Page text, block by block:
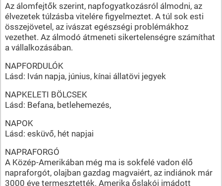
Az álomfejtők szerint, napfogyatkozásról álmodni, az
élvezetek túlzásba vitelére figyelmeztet. A túl sok esti
összejövetel, az ivászat egészségi problémákhoz
vezethet. Az álmodó átmeneti sikertelenségre számíthat
a vállalkozásában.
NAPFORDULÓK
Lásd: Iván napja, június, kínai állatövi jegyek
NAPKELETI BÖLCSEK
Lásd: Befana, betlehemezés,
NAPOK
Lásd: esküvő, hét napjai
NAPRAFORGÓ
A Közép-Amerikában még ma is sokfelé vadon élő
napraforgót, olajban gazdag magvaiért, az indiánok már
3000 éve termesztették. Amerika őslakói imádott